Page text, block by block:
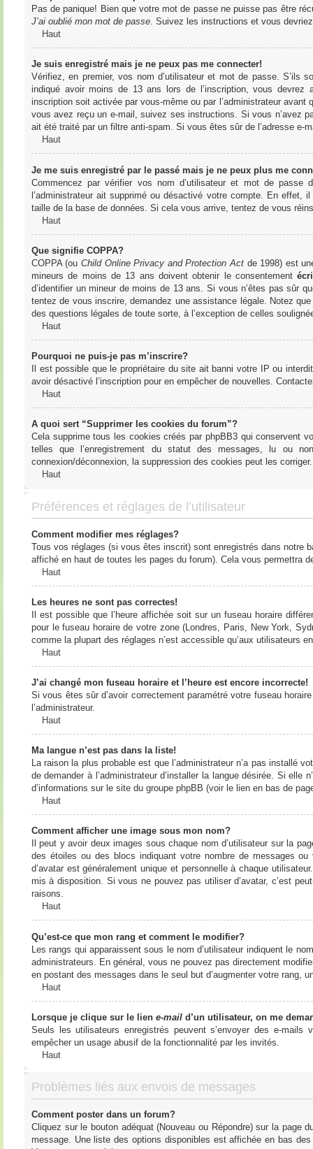
Pas de panique! Bien que votre mot de passe ne puisse pas être
J’ai oublié mon mot de passe. Suivez les instructions et vous
Haut
Je suis enregistré mais je ne peux pas me connecter!
Vérifiez, en premier, vos nom d’utilisateur et mot de passe.
indiqué avoir moins de 13 ans lors de l’inscription, vous
inscription soit activée par vous-même ou par l’administrateur
vous avez reçu un e-mail, suivez ses instructions. Si vous n’avez
ait été traité par un filtre anti-spam. Si vous êtes sûr de l’adresse e-
Haut
Je me suis enregistré par le passé mais je ne peux plus me
Commencez par vérifier vos nom d’utilisateur et mot de
l’administrateur ait supprimé ou désactivé votre compte. En effet,
taille de la base de données. Si cela vous arrive, tentez de vous
Haut
Que signifie COPPA?
COPPA (ouChild Online Privacy and Protection Act de 1998) est
mineurs de moins de 13 ans doivent obtenir le consentement
d’identifier un mineur de moins de 13 ans. Si vous n’êtes pas sûr
tentez de vous inscrire, demandez une assistance légale. Notez
des questions légales de toute sorte, à l’exception de celles
Haut
Pourquoi ne puis-je pas m’inscrire?
Il est possible que le propriétaire du site ait banni votre IP ou
avoir désactivé l’inscription pour en empêcher de nouvelles.
Haut
A quoi sert “Supprimer les cookies du forum”?
Cela supprime tous les cookies créés par phpBB3 qui conservent
telles que l’enregistrement du statut des messages, lu ou
connexion/déconnexion, la suppression des cookies peut les corriger.
Haut
Préférences et réglages de l’utilisateur
Comment modifier mes réglages?
Tous vos réglages (si vous êtes inscrit) sont enregistrés dans notre
affiché en haut de toutes les pages du forum). Cela vous permettra
Haut
Les heures ne sont pas correctes!
Il est possible que l’heure affichée soit sur un fuseau horaire
pour le fuseau horaire de votre zone (Londres, Paris, New York,
comme la plupart des réglages n’est accessible qu’aux utilisateurs
Haut
J’ai changé mon fuseau horaire et l’heure est encore incorrecte!
Si vous êtes sûr d’avoir correctement paramétré votre fuseau
l’administrateur.
Haut
Ma langue n’est pas dans la liste!
La raison la plus probable est que l’administrateur n’a pas installé
de demander à l’administrateur d’installer la langue désirée. Si
d’informations sur le site du groupe phpBB (voir le lien en bas de
Haut
Comment afficher une image sous mon nom?
Il peut y avoir deux images sous chaque nom d’utilisateur sur la
des étoiles ou des blocs indiquant votre nombre de messages
d’avatar est généralement unique et personnelle à chaque
mis à disposition. Si vous ne pouvez pas utiliser d’avatar, c’est
raisons.
Haut
Qu’est-ce que mon rang et comment le modifier?
Les rangs qui apparaissent sous le nom d’utilisateur indiquent le
administrateurs. En général, vous ne pouvez pas directement
en postant des messages dans le seul but d’augmenter votre rang,
Haut
Lorsque je clique sur le lien e-maild’un utilisateur, on me
Seuls les utilisateurs enregistrés peuvent s’envoyer des e-
empêcher un usage abusif de la fonctionnalité par les invités.
Haut
Problèmes liés aux envois de messages
Comment poster dans un forum?
Cliquez sur le bouton adéquat (Nouveau ou Répondre) sur la page
message. Une liste des options disponibles est affichée en bas